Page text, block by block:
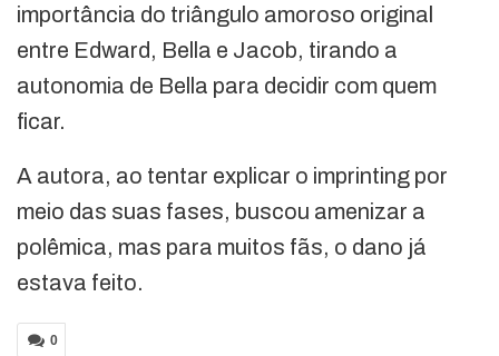
importância do triângulo amoroso original
entre Edward, Bella e Jacob, tirando a
autonomia de Bella para decidir com quem
ficar.
A autora, ao tentar explicar o imprinting por
meio das suas fases, buscou amenizar a
polêmica, mas para muitos fãs, o dano já
estava feito.
0